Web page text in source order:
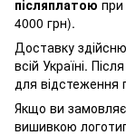
післяплатою
4000 грн).
Доставку
всій Україні.
для відстеження
Якщо ви
вишивкою